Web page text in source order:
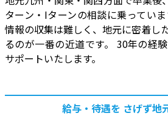
ターン・Iターンの相談に乗ってい
情報の収集は難しく、地元に密着し
るのが一番の近道です。 30年の経
サポートいたします。
給与・待遇を さげず地